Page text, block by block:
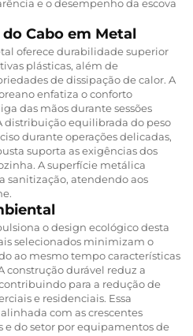
e o desempenho da escova
Cabo em Metal
oferece durabilidade superior
plásticas, além de
de dissipação de calor. A
enfatiza o conforto
das mãos durante sessões
distribuição equilibrada do peso
durante operações delicadas,
suporta as exigências dos
A superfície metálica
sanitização, atendendo aos
o design ecológico desta
selecionados minimizam o
ao mesmo tempo características
construção durável reduz a
para a redução de
e residenciais. Essa
com as crescentes
e do setor por equipamentos de